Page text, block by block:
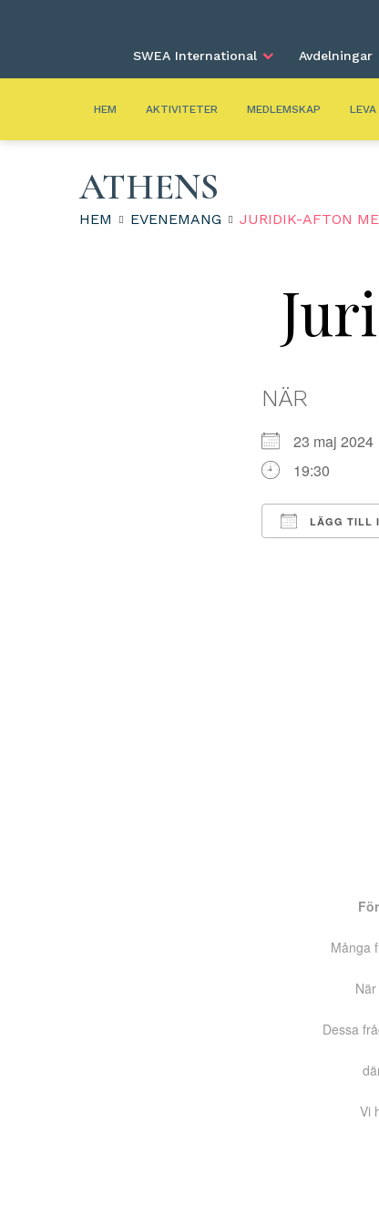
SWEA International Avdelningar
HEM AKTIVITETER MEDLEMSKAP
ATHENS
HEM EVENEMANG JURIDIK-AFTON
NÄR
23 maj 2024
19:30
LÄGG TILL
Många
Dessa
Vi